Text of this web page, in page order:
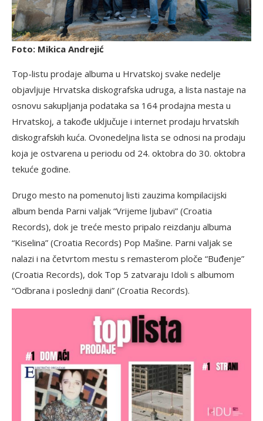
Foto: Mikica Andrejić
Top-listu prodaje albuma u Hrvatskoj svake nedelje
objavljuje Hrvatska diskografska udruga, a lista nastaje na
osnovu sakupljanja podataka sa 164 prodajna mesta u
Hrvatskoj, a takođe uključuje i internet prodaju hrvatskih
diskografskih kuća. Ovonedeljna lista se odnosi na prodaju
koja je ostvarena u periodu od 24. oktobra do 30. oktobra
tekuće godine.
Drugo mesto na pomenutoj listi zauzima kompilacijski
album benda Parni valjak “Vrijeme ljubavi” (Croatia
Records), dok je treće mesto pripalo reizdanju albuma
“Kiselina” (Croatia Records) Pop Mašine. Parni valjak se
nalazi i na četvrtom mestu s remasterom ploče “Buđenje”
(Croatia Records), dok Top 5 zatvaraju Idoli s albumom
“Odbrana i poslednji dani” (Croatia Records).